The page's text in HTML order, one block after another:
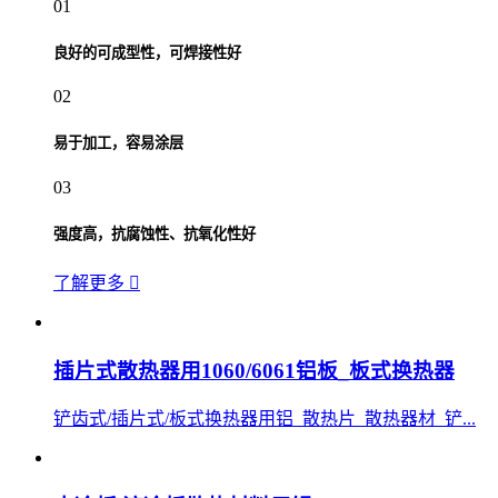
01
良好的可成型性，可焊接性好
02
易于加工，容易涂层
03
强度高，抗腐蚀性、抗氧化性好
了解更多
插片式散热器用1060/6061铝板_板式换热器
铲齿式/插片式/板式换热器用铝_散热片_散热器材_铲...